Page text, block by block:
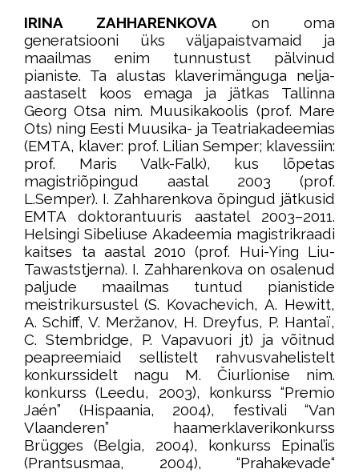
IRINA ZAHHARENKOVA on oma
generatsiooni üks väljapaistvamaid ja
maailmas enim tunnustust pälvinud
pianiste. Ta alustas klaverimänguga nelja-
aastaselt koos emaga ja jätkas Tallinna
Georg Otsa nim. Muusikakoolis (prof. Mare
Ots) ning Eesti Muusika- ja Teatriakadeemias
(EMTA, klaver: prof. Lilian Semper; klavessiin:
prof. Maris Valk-Falk), kus lõpetas
magistriõpingud aastal 2003 (prof.
L.Semper). I. Zahharenkova õpingud jätkusid
EMTA doktorantuuris aastatel 2003–2011.
Helsingi Sibeliuse Akadeemia magistrikraadi
kaitses ta aastal 2010 (prof. Hui-Ying Liu-
Tawaststjerna). I. Zahharenkova on osalenud
paljude maailmas tuntud pianistide
meistrikursustel (S. Kovachevich, A. Hewitt,
A. Schiff, V. Meržanov, H. Dreyfus, P. Hantaï,
C. Stembridge, P. Vapavuori jt) ja võitnud
peapreemiaid sellistelt rahvusvahelistelt
konkurssidelt nagu M. Čiurlionise nim.
konkurss (Leedu, 2003), konkurss “Premio
Jaén” (Hispaania, 2004), festivali “Van
Vlaanderen” haamerklaverikonkurss
Brügges (Belgia, 2004), konkurss Epinal’is
(Prantsusmaa, 2004), “Prahakevade“